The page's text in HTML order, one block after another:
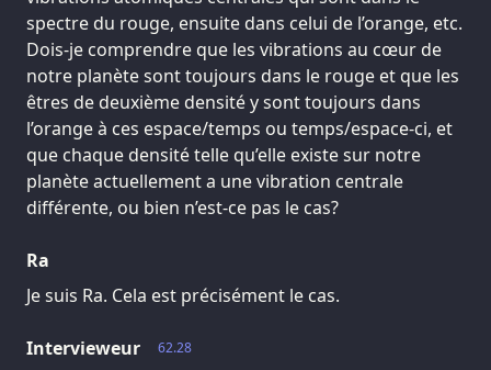
spectre du rouge, ensuite dans celui de l’orange, etc.
Dois-je comprendre que les vibrations au cœur de
notre planète sont toujours dans le rouge et que les
êtres de deuxième densité y sont toujours dans
l’orange à ces espace/temps ou temps/espace-ci, et
que chaque densité telle qu’elle existe sur notre
planète actuellement a une vibration centrale
différente, ou bien n’est-ce pas le cas?
Ra
Je suis Ra. Cela est précisément le cas.
62.28
Intervieweur